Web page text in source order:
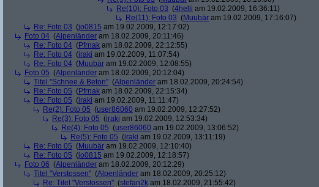
Re(10): Foto 03 (4helli am 19.02.2009, 16:36:11)
Re(11): Foto 03 (Muubär am 19.02.2009, 17:16:07)
Re: Foto 03 (jo0815 am 19.02.2009, 12:17:02)
Foto 04 (Alpenländer am 18.02.2009, 20:11:46)
Re: Foto 04 (Pfrnak am 18.02.2009, 22:12:55)
Re: Foto 04 (iraki am 19.02.2009, 11:07:54)
Re: Foto 04 (Muubär am 19.02.2009, 12:08:55)
Foto 05 (Alpenländer am 18.02.2009, 20:12:04)
Titel "Schnee & Beton" (Alpenländer am 18.02.2009, 20:24:54)
Re: Foto 05 (Pfrnak am 18.02.2009, 22:15:34)
Re: Foto 05 (iraki am 19.02.2009, 11:11:47)
Re(2): Foto 05 (user86060 am 19.02.2009, 12:27:52)
Re(3): Foto 05 (iraki am 19.02.2009, 12:53:34)
Re(4): Foto 05 (user86060 am 19.02.2009, 13:06:52)
Re(5): Foto 05 (iraki am 19.02.2009, 13:11:19)
Re: Foto 05 (Muubär am 19.02.2009, 12:10:40)
Re: Foto 05 (jo0815 am 19.02.2009, 12:18:57)
Foto 06 (Alpenländer am 18.02.2009, 20:12:29)
Titel "Verstossen" (Alpenländer am 18.02.2009, 20:25:12)
Re: Titel "Verstossen" (stefan2k am 18.02.2009, 21:55:42)